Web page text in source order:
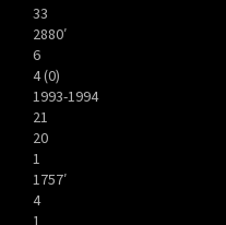
33
2880′
6
4 (0)
1993-1994
21
20
1
1757′
4
1